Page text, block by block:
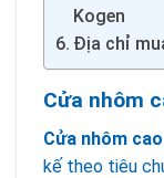
Kogen
Địa chỉ
Cửa nhôm
Cửa nhôm
kế theo tiêu